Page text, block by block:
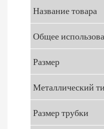
Название товара
Общее
Размер
Металлический
Размер трубки